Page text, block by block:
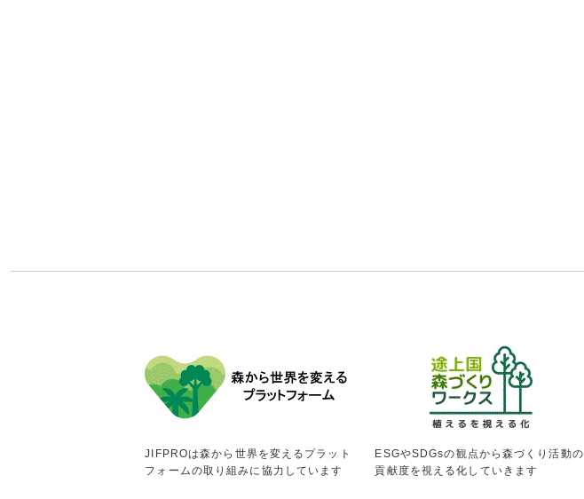
JIFPROは森から世界を変えるプラット
フォームの取り組みに協力しています
ESGやSDGsの観点から森づくり活動の
貢献度を視える化していきます